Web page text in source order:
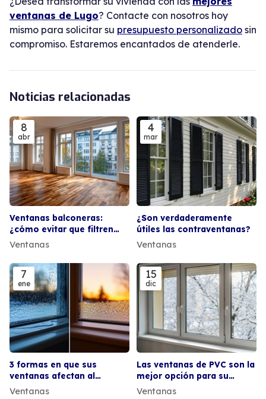
ventanas de Lugo? Contacte con nosotros hoy
mismo para solicitar su presupuesto personalizado sin
compromiso. Estaremos encantados de atenderle.
Noticias relacionadas
8
abr
Ventanas balconeras:
¿cómo evitar que filtren
agua en época de lluvias?
Ventanas
4
mar
¿Son verdaderamente
útiles las contraventanas?
Ventanas
7
ene
3 formas en que sus
ventanas afectan al
contraste térmico en su
Ventanas
15
dic
Las ventanas de PVC son la
mejor opción para su
hogar en zonas frías
Ventanas